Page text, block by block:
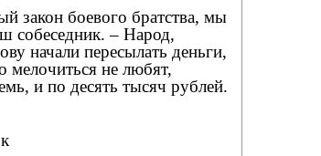
закон боевого братства, мы
собеседник. – Народ,
начали пересылать деньги,
не любят,
и по десять тысяч рублей.